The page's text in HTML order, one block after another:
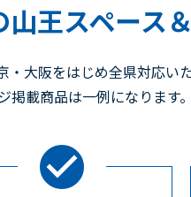
王スペース
大阪をはじめ全県対応
掲載商品は一例になりま